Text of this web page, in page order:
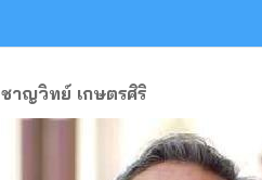
ชาญวิทย์ เกษตรศิริ